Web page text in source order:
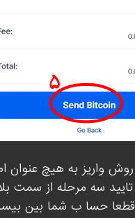
واریز به هیچ عنوان
تایید سه مرحله از سمت
قطعا حسا ب شما بین